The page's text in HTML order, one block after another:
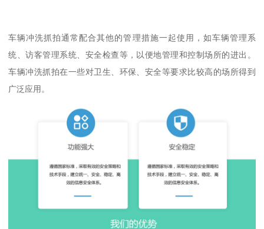
车辆冲洗抓拍通常配合其他的管理措施一起使用，如车辆管理系
统、访客管理系统、安全检查等，以便地管理和控制场所的进出。
车辆冲洗抓拍在一些对卫生、环保、安全等要求比较高的场所得到
广泛应用。